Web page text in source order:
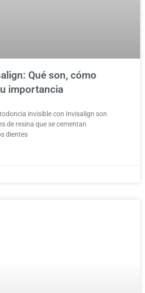
Qué son, cómo
importancia
invisible con Invisalign son
de resina que se cementan
dientes